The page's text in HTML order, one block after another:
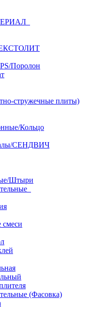
Поролон
стружечные плиты)
Кольцо
СЕНДВИЧ
Штыри
смеси
(Фасовка)